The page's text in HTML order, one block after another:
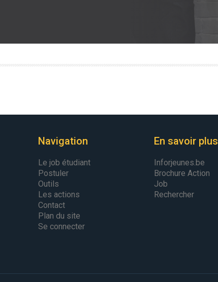
Navigation
Le job étudiant
Postuler
Outils
Les actions
Contact
Plan du site
Se connecter
En savoir plus
Inforjeunes.be
Brochure Action
Job
Rechercher